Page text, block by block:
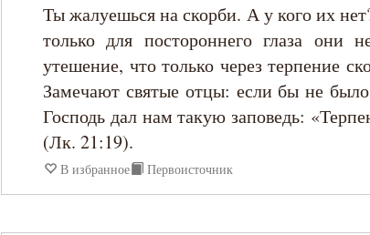
Иосиф Оптинский (Литовкин)
Исаак Сирин Ниневийский
Исидор Пелусиот
Ты жалуешься на скорби. А у кого их
только для постороннего глаза они
утешение, что только через терпение
Замечают святые отцы: если бы не
Господь дал нам такую заповедь:
(Лк. 21:19).
В избранное Первоисточник